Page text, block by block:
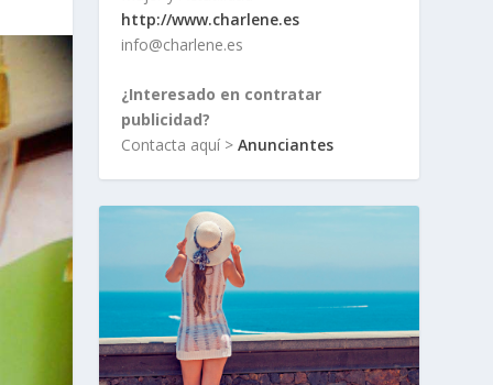
http://www.charlene.es
info@charlene.es
¿Interesado en contratar
publicidad?
Contacta aquí >Anunciantes